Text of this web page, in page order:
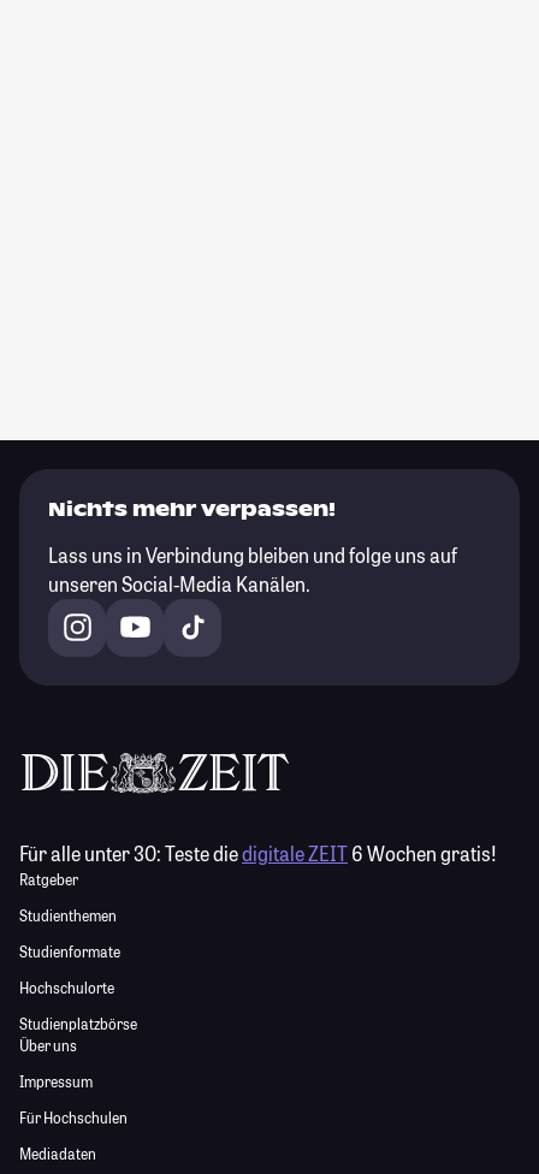
Nichts mehr verpassen!
Lass uns in Verbindung bleiben und folge uns auf
unseren Social-Media Kanälen.
Für alle unter 30:Teste diedigitale ZEIT6 Wochen gratis!
Ratgeber
Studienthemen
Studienformate
Hochschulorte
Studienplatzbörse
Über uns
Impressum
Für Hochschulen
Mediadaten